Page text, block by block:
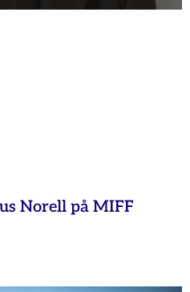
Norell på MIFF